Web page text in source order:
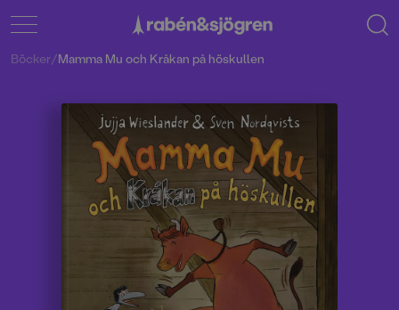
Böcker/Mamma Mu och Kråkan på höskullen